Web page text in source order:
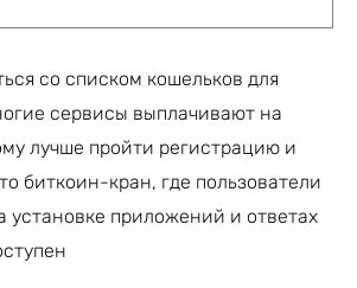
со списком кошельков для
сервисы выплачивают на
лучше пройти регистрацию и
биткоин-кран, где пользователи
установке приложений и ответах